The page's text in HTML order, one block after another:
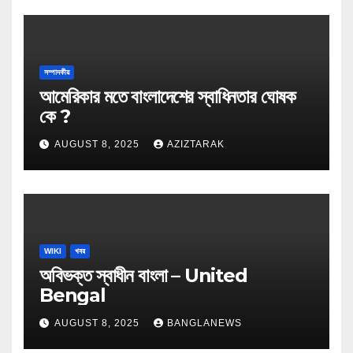
সম্পাদকীয়
আমেরিকার মতে বাংলাদেশের স্বাধিনতার ঘোষক
কে ?
AUGUST 8, 2025 AZIZTARAK
WIKI খবর
অবিভক্ত স্বাধীন বাংলা – United
Bengal
AUGUST 8, 2025 BANGLANEWS